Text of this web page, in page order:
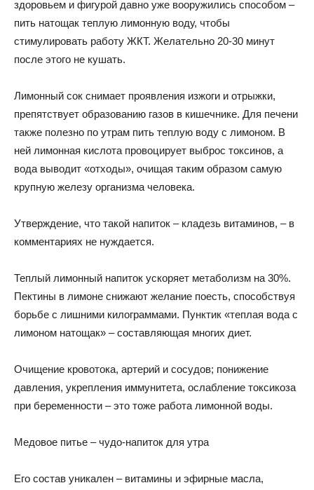
здоровьем и фигурой давно уже вооружились способом –
пить натощак теплую лимонную воду, чтобы
стимулировать работу ЖКТ. Желательно 20-30 минут
после этого не кушать.
Лимонный сок снимает проявления изжоги и отрыжки,
препятствует образованию газов в кишечнике. Для печени
также полезно по утрам пить теплую воду с лимоном. В
ней лимонная кислота провоцирует выброс токсинов, а
вода выводит «отходы», очищая таким образом самую
крупную железу организма человека.
Утверждение, что такой напиток – кладезь витаминов, – в
комментариях не нуждается.
Теплый лимонный напиток ускоряет метаболизм на 30%.
Пектины в лимоне снижают желание поесть, способствуя
борьбе с лишними килограммами. Пунктик «теплая вода с
лимоном натощак» – составляющая многих диет.
Очищение кровотока, артерий и сосудов; понижение
давления, укрепления иммунитета, ослабление токсикоза
при беременности – это тоже работа лимонной воды.
Медовое питье – чудо-напиток для утра
Его состав уникален – витамины и эфирные масла,